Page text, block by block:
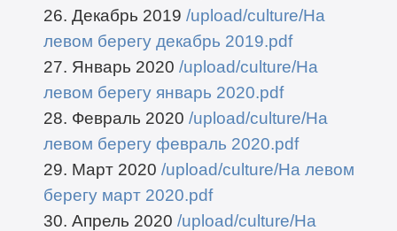
26. Декабрь 2019 /upload/culture/На
левом берегу декабрь 2019.pdf
27. Январь 2020 /upload/culture/На
левом берегу январь 2020.pdf
28. Февраль 2020 /upload/culture/На
левом берегу февраль 2020.pdf
29. Март 2020 /upload/culture/На левом
берегу март 2020.pdf
30. Апрель 2020 /upload/culture/На